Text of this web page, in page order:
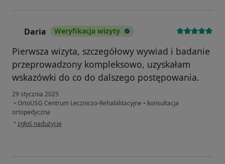
Daria Weryfikacja wizyty
Pierwsza wizyta, szczegółowy wywiad i badanie
przeprowadzony kompleksowo, uzyskałam
wskazówki do co do dalszego postępowania.
29 stycznia 2025
• OrtoUSG Centrum Leczniczo-Rehabilitacyjne • konsultacja
ortopedyczna
• w opinii użytkownika Daria
zgłoś nadużycie